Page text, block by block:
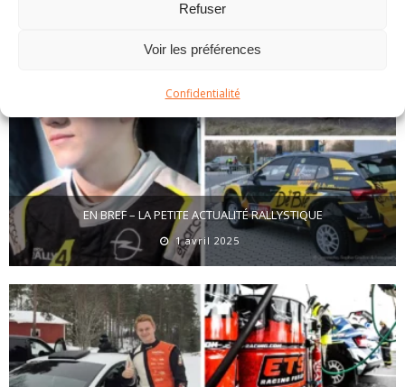
Refuser
Voir les préférences
Confidentialité
EN BREF – LA PETITE ACTUALITÉ RALLYSTIQUE
1 avril 2025